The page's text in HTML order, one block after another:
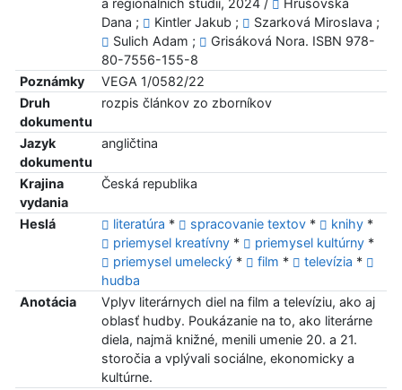
a regionálních studií, 2024 /
Hrušovská
Dana ;
Kintler Jakub ;
Szarková Miroslava ;
Sulich Adam ;
Grisáková Nora. ISBN 978-
80-7556-155-8
Poznámky
VEGA 1/0582/22
Druh
dokumentu
rozpis článkov zo zborníkov
Jazyk
dokumentu
angličtina
Krajina
vydania
Česká republika
Heslá literatúra * spracovanie textov * knihy *
priemysel kreatívny * priemysel kultúrny *
priemysel umelecký * film * televízia *
hudba
Anotácia
Vplyv literárnych diel na film a televíziu, ako aj
oblasť hudby. Poukázanie na to, ako literárne
diela, najmä knižné, menili umenie 20. a 21.
storočia a vplývali sociálne, ekonomicky a
kultúrne.